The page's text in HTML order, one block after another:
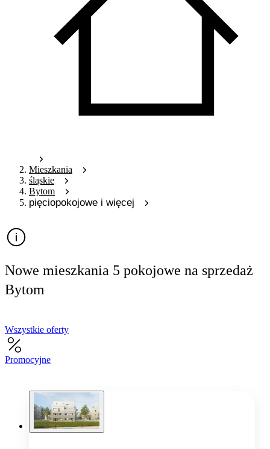
Mieszkania
śląskie
Bytom
pięciopokojowe i więcej
Nowe mieszkania 5 pokojowe na sprzedaż
Bytom
Wszystkie oferty
Promocyjne